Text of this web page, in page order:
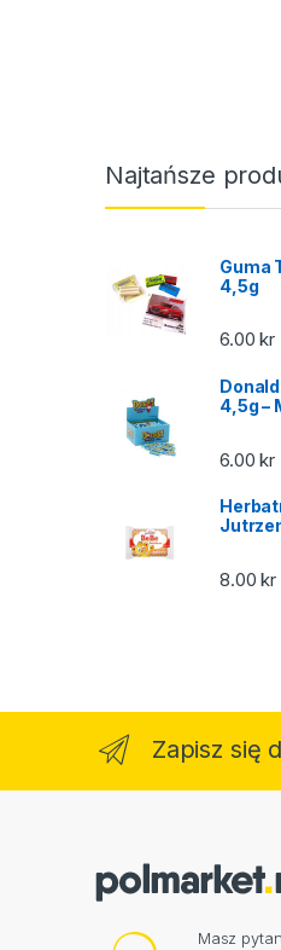
Najtańsze
Guma
4,5g
6.00kr
4,5g –
6.00kr
8.00kr
Zapisz się
Masz